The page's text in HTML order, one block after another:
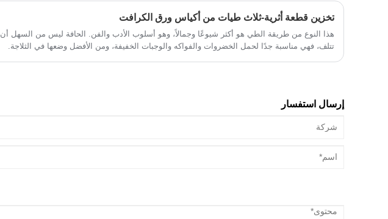
تخزين قطعة أثرية-ثلاث طيات من أكياس ورق الكرافت
هذا النوع من طريقة الطي هو أكثر شيوعًا وجمالاً، وهو أسلوب الأدب والفن. الحافة ليس من السهل أن
تتلف، فهي مناسبة جدًا لحمل الخضروات والفواكه والوجبات الخفيفة، ومن الأفضل وضعها في الثلاجة.
إرسال استفسار